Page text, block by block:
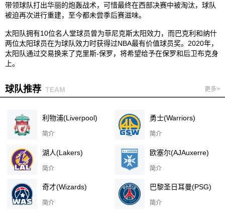
带领球队打出华丽的炮轰战术，可惜最终在西部决赛中被淘汰，球队
被迫再次进行重建，至今都未尝季后赛滋味。
太阳队拥有10位名人堂球员曾为菲尼克斯太阳效力，而巴克利和纳什
两位太阳球员在为球队效力时获得过NBA最有价值球员奖。2020年，
太阳队通过交易换来了克里斯-保罗，将希望给予在保罗和后卫布克身
上。
球队推荐 TEAM 更多>
利物浦(Liverpool)
简介
勇士(Warriors)
简介
湖人(Lakers)
简介
欧塞尔(AJAuxerre)
简介
奇才(Wizards)
简介
巴黎圣日耳曼(PSG)
简介